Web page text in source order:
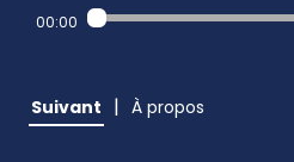
00:00
Suivant | À propos